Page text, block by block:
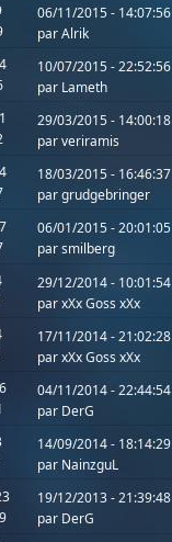
06/11/2015 - 14:07:56
parAlrik
10/07/2015 - 22:52:56
par Lameth
29/03/2015 - 14:00:18
parveriramis
18/03/2015 - 16:46:37
pargrudgebringer
06/01/2015 - 20:01:05
parsmilberg
29/12/2014 - 10:01:54
parxXx Goss xXx
17/11/2014 - 21:02:28
parxXx Goss xXx
04/11/2014 - 22:44:54
par DerG
14/09/2014 - 18:14:29
par NainzguL
19/12/2013 - 21:39:48
par DerG